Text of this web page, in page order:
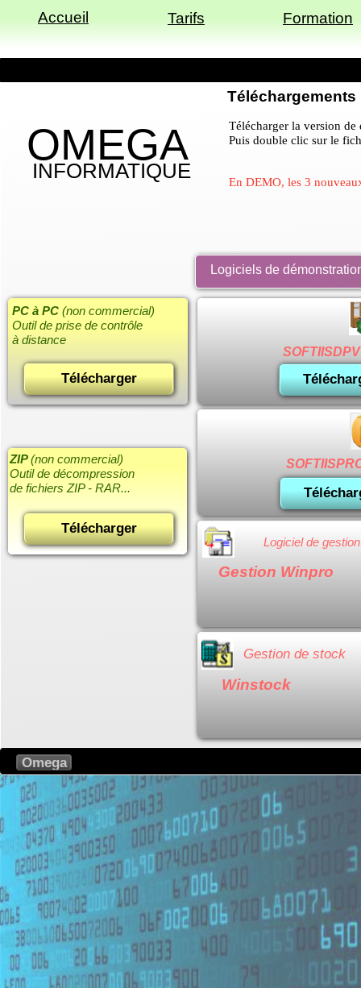
Gestion de stock
Logiciel de
INFORMATIQUE
OMEGA
Omega
Gestion Winpro
Télécharger la version
Puis double clic sur le
En DEMO, les 3
Télécharger
Télécharger
ZIP(non commercial)
Outil de décompression
de fichiers ZIP - RAR...
PC à PC (non commercial)
Outil de prise de contrôle
à distance
Winstock
Téléchargements
Logiciels de
Formation
Accueil Tarifs